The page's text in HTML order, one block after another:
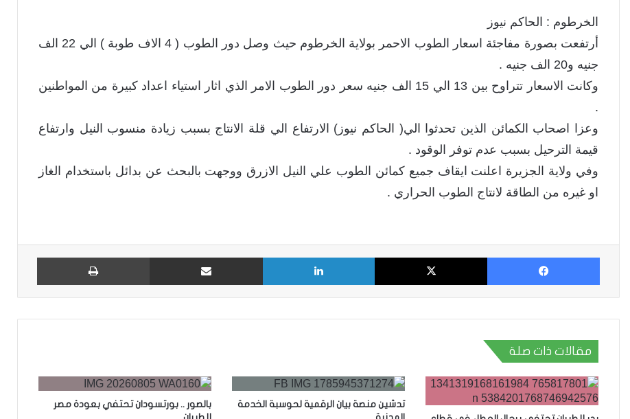
الخرطوم : الحاكم نيوز
أرتفعت بصورة مفاجئة اسعار الطوب الاحمر بولاية الخرطوم حيث وصل دور الطوب ( 4 الاف طوبة ) الي 22 الف
جنيه و20 الف جنيه .
وكانت الاسعار تتراوح بين 13 الي 15 الف جنيه سعر دور الطوب الامر الذي اثار استياء اعداد كبيرة من المواطنين
.
وعزا اصحاب الكمائن الذين تحدثوا الي( الحاكم نيوز) الارتفاع الي قلة الانتاج بسبب زيادة منسوب النيل وارتفاع
قيمة الترحيل بسبب عدم توفر الوقود .
وفي ولاية الجزيرة اعلنت ايقاف جميع كمائن الطوب علي النيل الازرق ووجهت بالبحث عن بدائل باستخدام الغاز
او غيره من الطاقة لانتاج الطوب الحراري .
فيسبوك X لينكدإن مشاركة عبر البريد طباعة
مقالات ذات صلة
تدشين منصة بيان الرقمية لحوسبة الخدمة
بالصور .. بورتسودان تحتفي بعودة مصر